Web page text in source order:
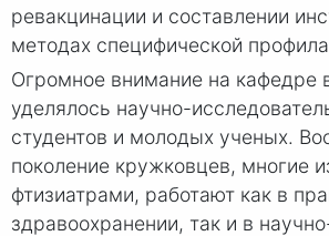
ревакцинации и составлении
методах специфической
Огромное внимание на кафедре
уделялось научно-
студентов и молодых ученых.
поколение кружковцев, многие
фтизиатрами, работают как в
здравоохранении, так и в